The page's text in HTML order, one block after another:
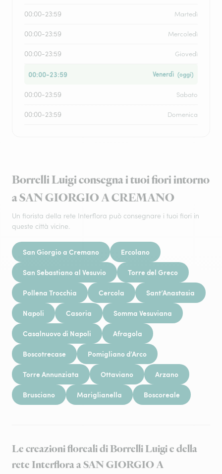
00:00-23:59 Martedì
00:00-23:59 Mercoledì
00:00-23:59 Giovedì
00:00-23:59 Venerdì (oggi)
00:00-23:59 Sabato
00:00-23:59 Domenica
Borrelli Luigi consegna i tuoi fiori intorno
a SAN GIORGIO A CREMANO
Un fiorista della rete Interflora può consegnare i tuoi fiori in
queste città vicine.
San Giorgio a Cremano Ercolano
San Sebastiano al Vesuvio Torre del Greco
Pollena Trocchia Cercola Sant’Anastasia
Napoli Casoria Somma Vesuviana
Casalnuovo di Napoli Afragola
Boscotrecase Pomigliano d’Arco
Torre Annunziata Ottaviano Arzano
Brusciano Mariglianella Boscoreale
Le creazioni floreali di Borrelli Luigi e della
rete Interflora a SAN GIORGIO A